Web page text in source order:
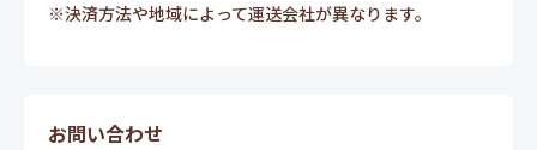
※決済方法や地域によって運送会社が異なります。
お問い合わせ